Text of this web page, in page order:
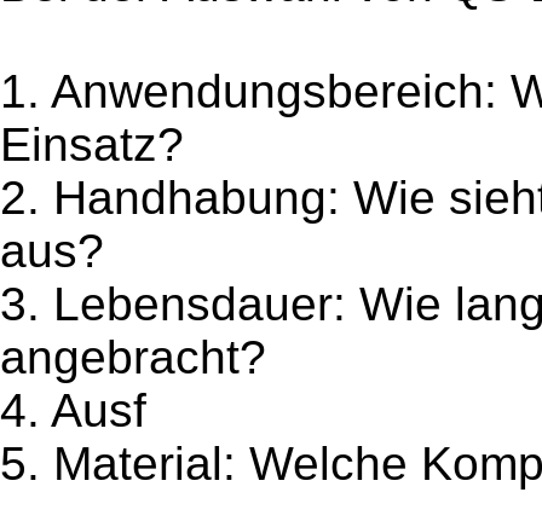
1. Anwendungsbereich:
Einsatz?
2. Handhabung: Wie
aus?
3. Lebensdauer: Wie
angebracht?
4. Ausf
5. Material: Welche